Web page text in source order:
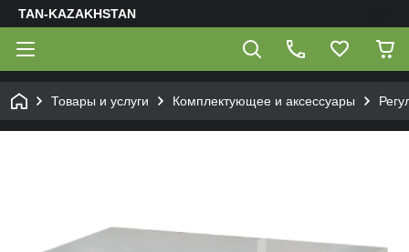
TAN-KAZAKHSTAN
Товары и услуги Комплектующее и аксессуары